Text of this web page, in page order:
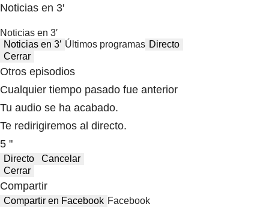
Noticias en 3′
Noticias en 3′
Noticias en 3′ Últimos programas Directo
Cerrar
Otros episodios
Cualquier tiempo pasado fue anterior
Tu audio se ha acabado.
Te redirigiremos al directo.
5 "
Directo
Cancelar
Cerrar
Compartir
Compartir en Facebook Facebook